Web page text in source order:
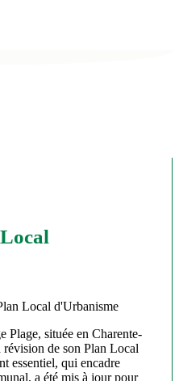
Plage, située en Charente-
de son Plan Local
essentiel, qui encadre
a été mis à jour pour